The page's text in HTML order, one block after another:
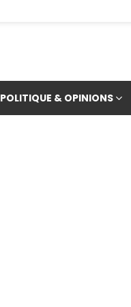
POLITIQUE & OPINIONS